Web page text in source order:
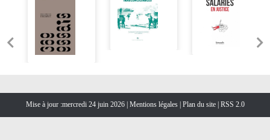
Mise à jour :mercredi 24 juin 2026 | Mentions légales Plan du site RSS 2.0